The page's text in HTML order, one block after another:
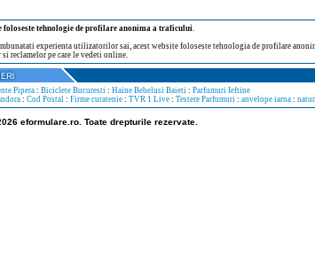
foloseste tehnologie de profilare anonima a traficului.
experienta utilizatorilor sai, acest website foloseste tehnologia de profilare
si reclamelor pe care le vedeti online.
Pipera : Biciclete Bucuresti : Haine Bebelusi Baieti : Parfumuri Ieftine
: Cod Postal : Firme curatenie : TVR 1 Live : Testere Parfumuri : anvelope iarna :
eformulare.ro. Toate drepturile rezervate.